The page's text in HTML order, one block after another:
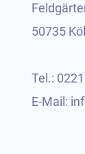
50735
Tel.:
E-Mail: